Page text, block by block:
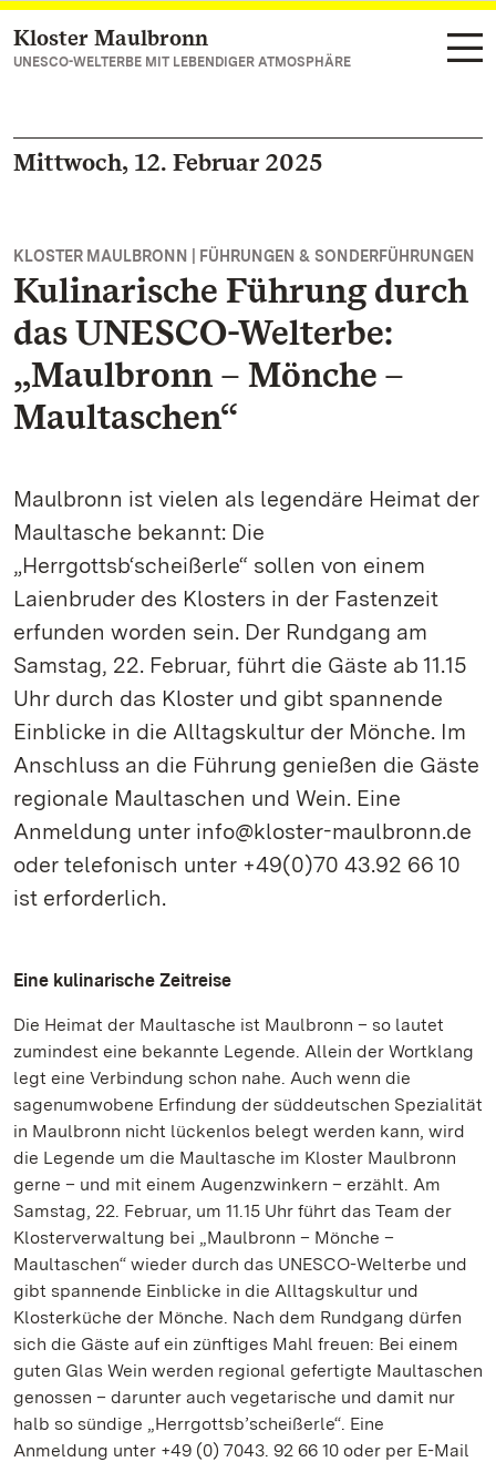
Zum Hauptinhalt springen
Kloster Maulbronn
UNESCO-WELTERBE MIT LEBENDIGER ATMOSPHÄRE
Mittwoch, 12. Februar 2025
KLOSTER MAULBRONN | FÜHRUNGEN & SONDERFÜHRUNGEN
Kulinarische Führung durch
das UNESCO-Welterbe:
„Maulbronn – Mönche –
Maultaschen“
Maulbronn ist vielen als legendäre Heimat der
Maultasche bekannt: Die
„Herrgottsb‘scheißerle“ sollen von einem
Laienbruder des Klosters in der Fastenzeit
erfunden worden sein. Der Rundgang am
Samstag, 22. Februar, führt die Gäste ab 11.15
Uhr durch das Kloster und gibt spannende
Einblicke in die Alltagskultur der Mönche. Im
Anschluss an die Führung genießen die Gäste
regionale Maultaschen und Wein. Eine
Anmeldung unter info@kloster-maulbronn.de
oder telefonisch unter +49(0)70 43.92 66 10
ist erforderlich.
Eine kulinarische Zeitreise
Die Heimat der Maultasche ist Maulbronn – so lautet
zumindest eine bekannte Legende. Allein der Wortklang
legt eine Verbindung schon nahe. Auch wenn die
sagenumwobene Erfindung der süddeutschen Spezialität
in Maulbronn nicht lückenlos belegt werden kann, wird
die Legende um die Maultasche im Kloster Maulbronn
gerne – und mit einem Augenzwinkern – erzählt. Am
Samstag, 22. Februar, um 11.15 Uhr führt das Team der
Klosterverwaltung bei „Maulbronn – Mönche –
Maultaschen“ wieder durch das UNESCO-Welterbe und
gibt spannende Einblicke in die Alltagskultur und
Klosterküche der Mönche. Nach dem Rundgang dürfen
sich die Gäste auf ein zünftiges Mahl freuen: Bei einem
guten Glas Wein werden regional gefertigte Maultaschen
genossen – darunter auch vegetarische und damit nur
halb so sündige „Herrgottsb’scheißerle“. Eine
Anmeldung unter +49 (0) 7043. 92 66 10 oder per E-Mail